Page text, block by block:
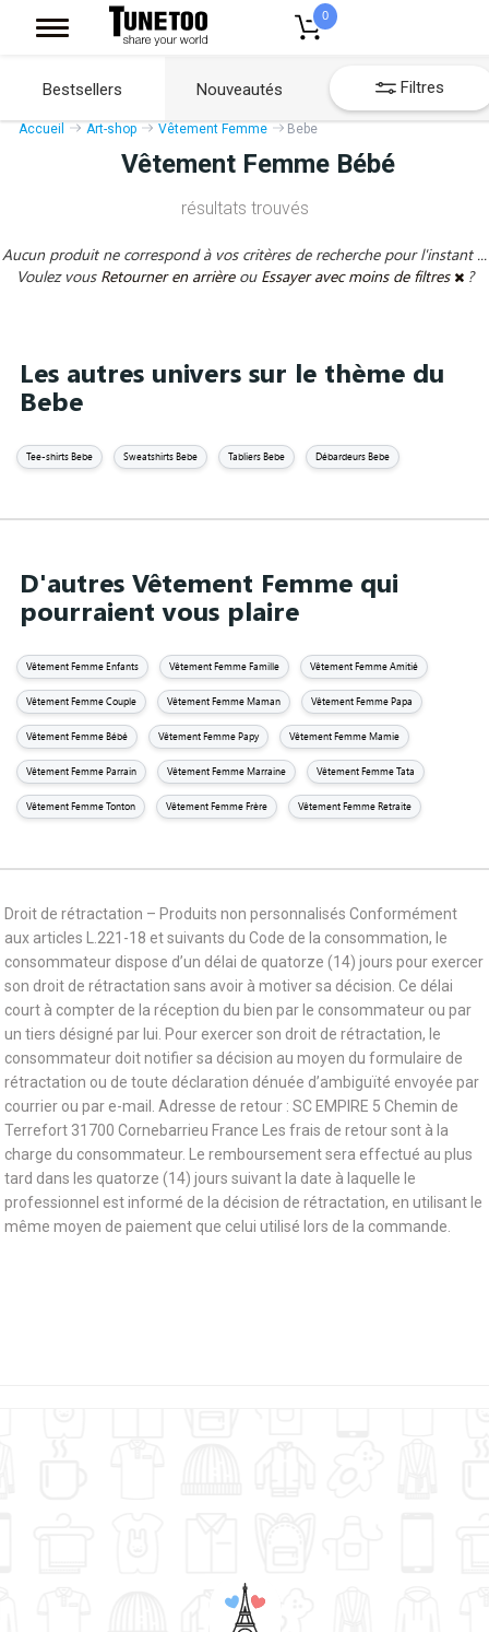
0
Bestsellers Nouveautés Filtres
Accueil Art-shop Vêtement Femme Bebe
Vêtement Femme Bébé
résultats trouvés
Aucun produit ne correspond à vos critères de recherche pour l'instant ...
Voulez vous Retourner en arrière ou Essayer avec moins de filtres ?
Les autres univers sur le thème du
Bebe
Tee-shirts Bebe Sweatshirts Bebe Tabliers Bebe Débardeurs Bebe
D'autres Vêtement Femme qui
pourraient vous plaire
Vêtement Femme Enfants Vêtement Femme Famille Vêtement Femme Amitié
Vêtement Femme Couple Vêtement Femme Maman Vêtement Femme Papa
Vêtement Femme Bébé Vêtement Femme Papy Vêtement Femme Mamie
Vêtement Femme Parrain Vêtement Femme Marraine Vêtement Femme Tata
Vêtement Femme Tonton Vêtement Femme Frère Vêtement Femme Retraite
Droit de rétractation – Produits non personnalisés Conformément
aux articles L.221-18 et suivants du Code de la consommation, le
consommateur dispose d’un délai de quatorze (14) jours pour exercer
son droit de rétractation sans avoir à motiver sa décision. Ce délai
court à compter de la réception du bien par le consommateur ou par
un tiers désigné par lui. Pour exercer son droit de rétractation, le
consommateur doit notifier sa décision au moyen du formulaire de
rétractation ou de toute déclaration dénuée d’ambiguïté envoyée par
courrier ou par e-mail. Adresse de retour : SC EMPIRE 5 Chemin de
Terrefort 31700 Cornebarrieu France Les frais de retour sont à la
charge du consommateur. Le remboursement sera effectué au plus
tard dans les quatorze (14) jours suivant la date à laquelle le
professionnel est informé de la décision de rétractation, en utilisant le
même moyen de paiement que celui utilisé lors de la commande.